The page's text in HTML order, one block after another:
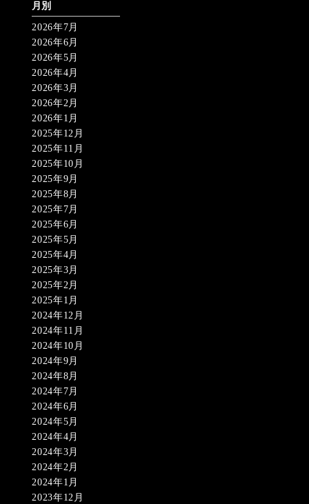
月別
2026年7月
2026年6月
2026年5月
2026年4月
2026年3月
2026年2月
2026年1月
2025年12月
2025年11月
2025年10月
2025年9月
2025年8月
2025年7月
2025年6月
2025年5月
2025年4月
2025年3月
2025年2月
2025年1月
2024年12月
2024年11月
2024年10月
2024年9月
2024年8月
2024年7月
2024年6月
2024年5月
2024年4月
2024年3月
2024年2月
2024年1月
2023年12月